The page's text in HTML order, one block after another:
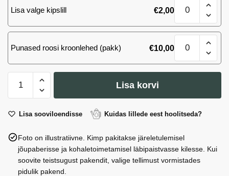
roosi
kogus
Lisa valge kipslill €2,00 Pink
Mondial
(Ecuador)
roosi
kogus
Punased roosi kroonlehed (pakk) €10,00 Pink
Mondial
(Ecuador)
Pink
(Ecuador)
kogus
Lisa korvi
Lisa sooviloendisse Kuidas lillede eest hoolitseda?
Foto on illustratiivne. Kimp pakitakse järeletulemisel
jõupaberisse ja kohaletoimetamisel läbipaistvasse kilesse. Kui
soovite teistsugust pakendit, valige tellimust vormistades
pidulik pakend.